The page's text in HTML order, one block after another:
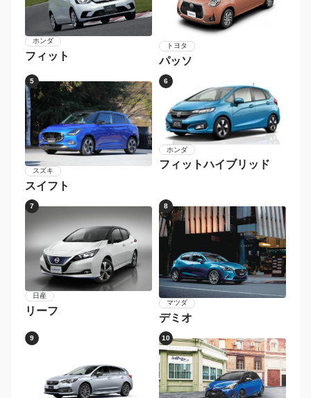
ホンダ
フィット
トヨタ
パッソ
5
スズキ
スイフト
6
ホンダ
フィットハイブリッド
7
日産
リーフ
8
マツダ
デミオ
9 10